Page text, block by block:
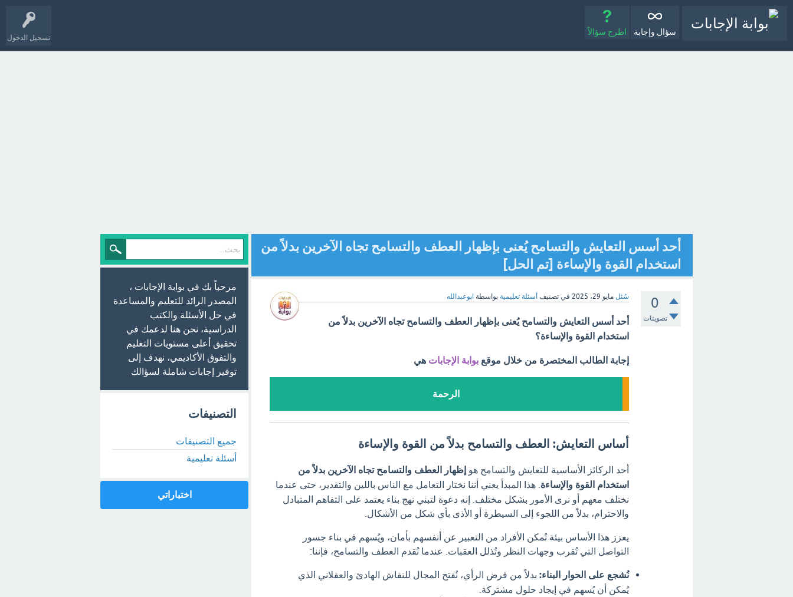
تسجيل الدخول
سؤال وإجابة اطرح سؤالاً
أحد أسس التعايش والتسامح يُعنى بإظهار العطف والتسامح تجاه الآخرين بدلاً من
استخدام القوة والإساءة [تم الحل]
0
تصويتات
سُئل مايو 29، 2025 في تصنيف أسئلة تعليمية بواسطة ابوعبدالله
أحد أسس التعايش والتسامح يُعنى بإظهار العطف والتسامح تجاه الآخرين بدلاً من
استخدام القوة والإساءة؟
إجابة الطالب المختصرة من خلال موقع بوابة الإجابات هي
الرحمة
أساس التعايش: العطف والتسامح بدلاً من القوة والإساءة
أحد الركائز الأساسية للتعايش والتسامح هو إظهار العطف والتسامح تجاه الآخرين بدلاً من
استخدام القوة والإساءة . هذا المبدأ يعني أننا نختار التعامل مع الناس باللين والتقدير، حتى عندما
نختلف معهم أو نرى الأمور بشكل مختلف. إنه دعوة لتبني نهج بناء يعتمد على التفاهم المتبادل
والاحترام، بدلاً من اللجوء إلى السيطرة أو الأذى بأي شكل من الأشكال.
يعزز هذا الأساس بيئة تُمكن الأفراد من التعبير عن أنفسهم بأمان، ويُسهم في بناء جسور
التواصل التي تُقرب وجهات النظر وتُذلل العقبات. عندما نُقدم العطف والتسامح، فإننا:
نُشجع على الحوار البناء: بدلاً من فرض الرأي، نُفتح المجال للنقاش الهادئ والعقلاني الذي
يُمكن أن يُسهم في إيجاد حلول مشتركة.
مرحباً بك في بوابة الإجابات ،
المصدر الرائد للتعليم والمساعدة
في حل الأسئلة والكتب
الدراسية، نحن هنا لدعمك في
تحقيق أعلى مستويات التعليم
والتفوق الأكاديمي، نهدف إلى
توفير إجابات شاملة لسؤالك
التصنيفات
جميع التصنيفات
أسئلة تعليمية
اختباراتي